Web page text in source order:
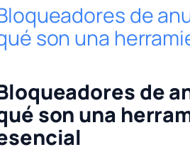
de
son una
de
son una